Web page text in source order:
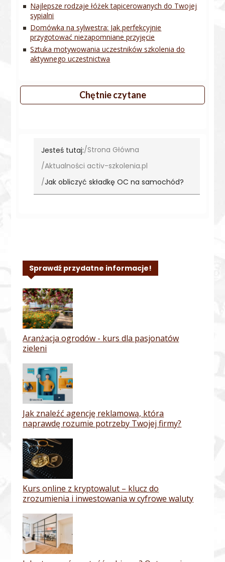
Najlepsze rodzaje łóżek tapicerowanych do Twojej
sypialni
Domówka na sylwestra: Jak perfekcyjnie
przygotować niezapomniane przyjęcie
Sztuka motywowania uczestników szkolenia do
aktywnego uczestnictwa
Chętnie czytane
Jesteś tutaj: Strona Główna
Aktualności activ-szkolenia.pl
Jak obliczyć składkę OC na samochód?
Sprawdź przydatne informacje!
Aranżacja ogrodów - kurs dla pasjonatów
zieleni
Jak znaleźć agencję reklamową, która
naprawdę rozumie potrzeby Twojej firmy?
Kurs online z kryptowalut – klucz do
zrozumienia i inwestowania w cyfrowe waluty